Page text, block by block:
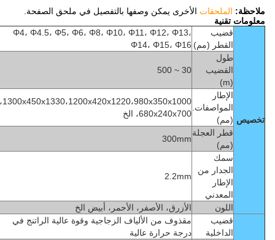
ملاحظة: الملحقاتالأخرى يمكن وصفها بالتفصيل في ملحق الصفحة.
معلومات تقنية
تخصيص
قضيب
القطر (مم)
Φ4، Φ4.5، Φ5، Φ6، Φ8، Φ10، Φ11، Φ12، Φ13،
Φ14، Φ15، Φ16
طول
القضيب
30 ~ 500
الإطار
المواصفات.
(مم)
1300x450x1330،1200x420x1220،980x350x1000،
680x240x700، الخ
قطر العجلة
(مم)
300mm
سمك
الجدار من
الإطار
المعدني
2.2mm
اللون الأزرق، الأصفر، الأحمر، أبيض الخ
قضيب
الداخلية
مقذوف من الألياف الزجاجية وقوة عالية الراتنج في
درجة حرارة عالية